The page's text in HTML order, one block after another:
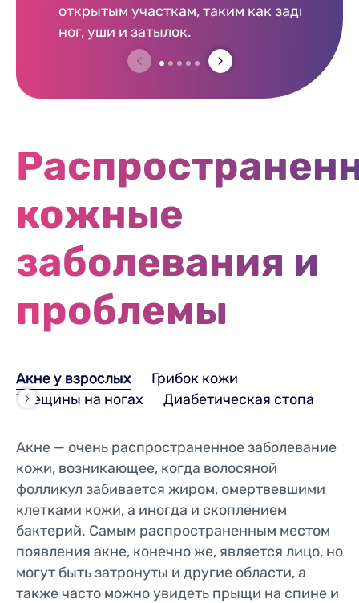
открытым участкам, таким как задняя
ног, уши и затылок.
кожные
заболевания и
проблемы
Акне у взрослых
Грибок кожи
Трещины на ногах
Диабетическая стопа
Акне — очень распространенное заболевание
кожи, возникающее, когда волосяной
фолликул забивается жиром, омертвевшими
клетками кожи, а иногда и скоплением
бактерий. Самым распространенным местом
появления акне, конечно же, является лицо, но
могут быть затронуты и другие области, а
также часто можно увидеть прыщи на спине и